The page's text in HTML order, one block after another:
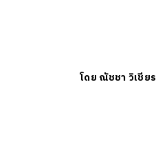
โดย ณัชชา วิเชียร